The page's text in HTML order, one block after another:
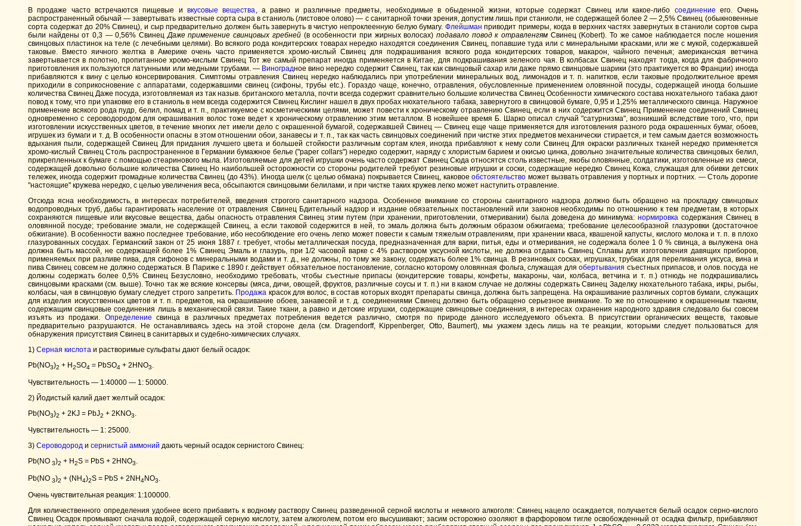
В продаже часто встречаются пищевые ивкусовые вещества, а равно и различные предметы, необходимые в обыденной жизни, которые содержат Свинец или какое-либо соединение его. Очень
распространенный обычай — завертывать известные сорта сыра в станиоль (листовое олово) — с санитарной точки зрения, допустим лишь при станиоли, не содержащей более 2 — 2,5% Свинец (обыкновенные
сорта содержат до 20% Свинец), и сыр предварительно должен быть завернуть в чистую непроклеенную белую бумагу. Флейшман приводит примеры, когда в верхних частях завернутых в станиоли сортов сыра
были найдены от 0,3 — 0,56% СвинецДаже npuменение свинцовых гребней(в особенности при жирных волосах) подавало повод к отравленгям Свинец (Kobert). То же самое наблюдается после ношения
свинцовых пластинок на теле (с лечебными целями). Во всякого рода кондитерских товарах нередко находятся соединения Свинец, попавшие туда или с минеральными красками, или же с мукой, содержавшей
таковые. Вместо яичного желтка в Америке очень часто применяется хромо-кислый Свинец для подкрашивания всякого рода кондитерских товаров, макарон, чайного печенья; американская ветчина
завертывается в полотно, пропитанное хромо-кислым Свинец Тот же самый препарат иногда применяется в Китае, для подкрашивания зеленого чая. В колбасах Свинец находят тогда, когда для фабричного
приготовления их пользуются латунными или медными трубами. — Виноградное вино нередко содержит Свинец, так как свинцовый сахар или даже прямо свинцовые шарики (это практикуется во Франции) иногда
прибавляются к вину с целью консервирования. Симптомы отравления Свинец нередко наблюдались при употреблении минеральных вод, лимонадов и т. п. напитков, если таковые продолжительное время
приходили в соприкосновение с аппаратами, содержавшими свинец (сифоны, трубы etc.). Гораздо чаще, конечно, отравления, обусловленные применением оловянной посуды, содержащей иногда большие
количества Свинец Даже посуда, изготовляемая из так назыв. британского металла, почти всегда содержит сравнительно большие количества Свинец Особенности химического состава нюхательного табака дают
повод к тому, что при упаковке его в станиоль в нем всегда содержится Свинец Кислинг нашел в двух пробах нюхательного табака, завернутого в свинцовой бумаге, 0,95 и 1,25% металлического свинца. Наружное
применение всякого рода пудр, белил, помад и т. п., практикуемое с косметическими целями, может повести к хроническому отравлению Свинец, если в них содержится Свинец Применение соединений Свинец
одновременно с сероводородом для окрашивания волос тоже ведет к хроническому отравлению этим металлом. В новейшее время Б. Шарко описал случай "сатурнизма", возникший вследствие того, что, при
изготовлении искусственных цветов, в течение многих лет имели дело с окрашенной бумагой, содержавшей Свинец — Свинец еще чаще применяется для изготовления разного рода окрашенных бумаг, обоев,
игрушек из бумаги и т. д. В особенности опасны в этом отношении обои, занавесы и т. п., так как часть свинцовых соединений при чистке этих предметов механически стирается, и тем самым дается возможность
вдыхания пыли, содержащей Свинец Для придания лучшего цвета и большей стойкости различным сортам клея, иногда прибавляют к нему соли Свинец Для окраски различных тканей нередко применяется
хромо-кислый Свинец Столь распространенное в Германии бумажное белье ("paper collars") нередко содержит, наряду с хлористым барием и окисью цинка, довольно значительные количества свинцовых белил,
прикрепленных к бумаге с помощью стеаринового мыла. Изготовляемые для детей игрушки очень часто содержат Свинец Сюда относятся столь известные, якобы оловянные, солдатики, изготовленные из смеси,
содержащей довольно большие количества Свинец Но наибольшей осторожности со стороны родителей требуют резиновые игрушки и соски, содержащие нередко Свинец Кожа, служащая для обивки детских
тележек, иногда содержит громадные количества Свинец (до 43%). Иногда шелк (с целью обмана) покрывается Свинец, каковоеобстоятельство может вызвать отравления у портных и портних. — Столь дорогие
"настоящие" кружева нередко, с целью увеличения веса, обсыпаются свинцовыми белилами, и при чистке таких кружев легко может наступить отравление.
Отсюда ясна необходимость, в интересах потребителей, введения строгого санитарного надзора. Особенное внимание со стороны санитарного надзора должно быть обращено на прокладку свинцовых
водопроводных труб, дабы гарантировать население от отравления Свинец Бдительный надзор и изданиe обязательных постановлений или законов необходимы по отношению к тем предметам, в которых
сохраняются пищевые или вкусовые вещества, дабы опасность отравления Свинец этим путем (при хранении, приготовлении, отмеривании) была доведена до минимума:нормировка содержания Свинец в
оловянной посуде; требование эмали, не содержащей Свинец, а если таковой содержится в ней, то эмаль должна быть должным образом обжигаема; требование целесообразной глазуровки (достаточное
обжигание). В особенности важно последнее требование, ибо несоблюдение его очень легко может повести к самым тяжелым отравлениям, при хранении кваса, квашеной капусты, кислого молока и т. п. в плохо
глазурованных сосудах. Германский закон от 25 июня 1887 г. требует, чтобы металлическая посуда, предназначенная для варки, питья, еды и отмеривания, не содержала более 1 0 % свинца, а вылужена она
должна быть массой, не содержащей более 1% Свинец Эмаль и глазурь, при 1/2 часовой варке с 4% раствором уксусной кислоты, не должна отдавать Свинец Сплавы для изготовления давящих приборов,
применяемых при разливе пива, для сифонов с минеральными водами и т. д., не должны, по тому же закону, содержать более 1% свинца. В резиновых сосках, игрушках, трубках для переливания уксуса, вина и
пива Свинец совсем не должно содержаться. В Париже с 1890 г. действует обязательное постановление, согласно которому оловянная фольга, служащая дляобертывания съестных припасов, и олов. посуда не
должны содержать более 0,5% Свинец Безусловно, необходимо требовать, чтобы съестные припасы (кондитерские товары, конфеты, макароны, чаи, колбаса, ветчина и т. п.) отнюдь не подкрашивались
свинцовыми красками (см. выше). Точно так же всякие консервы (мяса, дичи, овощей, фруктов, различные соусы и т. п.) ни в каком случае не должны содержать Свинец Заделку нюхательного табака, икры, рыбы,
колбасы, чая в свинцовую бумагу следует строго запретить. Продажа красок для волос, в состав которых входят препараты свинца, должна быть запрещена. На окрашивание различных сортов бумаги, служащих
для изделия искусственных цветов и т. п. предметов, на окрашивание обоев, занавесей и т. д. соединениями Свинец должно быть обращено серьезное внимание. То же по отношению к окрашенным тканям,
содержащим свинцовые соединения лишь в механической связи. Такие ткани, а равно и детские игрушки, содержащие свинцовые соединения, в интересах охранения народного здравия следовало бы совсем
изъять из продажи. Определение свинца в различных предметах потребления ведется различно, смотря по природе данного исследуемого объекта. В присутствии органических веществ, таковые
предварительно разрушаются. Не останавливаясь здесь на этой стороне дела (см. Dragendorff, Kippenberger, Otto, Baumert), мы укажем здесь лишь на те реакции, которыми следует пользоваться для
обнаружения присутствия Свинец в санитарвых и судебно-химических случаях.
1) Серная кислота и растворимые сульфаты дают белый осадок:
Pb(NO3)2 + H2SO4 = PbSO4 + 2HNO3.
Чувствительность — 1:40000 — 1: 50000.
2) Йодистый калий дает желтый осадок:
Pb(NO3)2 + 2KJ = PbJ2 + 2KNO3
Чувствительность — 1: 25000.
3) Сероводород и сернистый аммоний дають черный осадок сернистого Свинец:
Pb(NО 3)2 + H2S = PbS + 2HNO3.
Рb(NO 3)2 + (NH4)2S = PbS + 2NH4NO3
Очень чувствительная реакция: 1:100000.
Для количественного определения удобнее всего прибавить к водному раствору Свинец разведенной серной кислоты и немного алкоголя: Свинец нацело осаждается, получается белый осадок серно-кислого
Свинец Осадок промывают сначала водой, содержащей серную кислоту, затем алкоголем, потом его высушивают; засим осторожно озоляют в фарфоровом тигле освобожденный от осадка фильтр, прибавляют